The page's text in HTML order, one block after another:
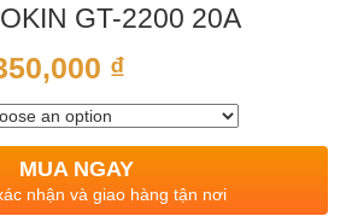
GT-2200 20A
₫
MUA NGAY
nhận và giao hàng tận nơi